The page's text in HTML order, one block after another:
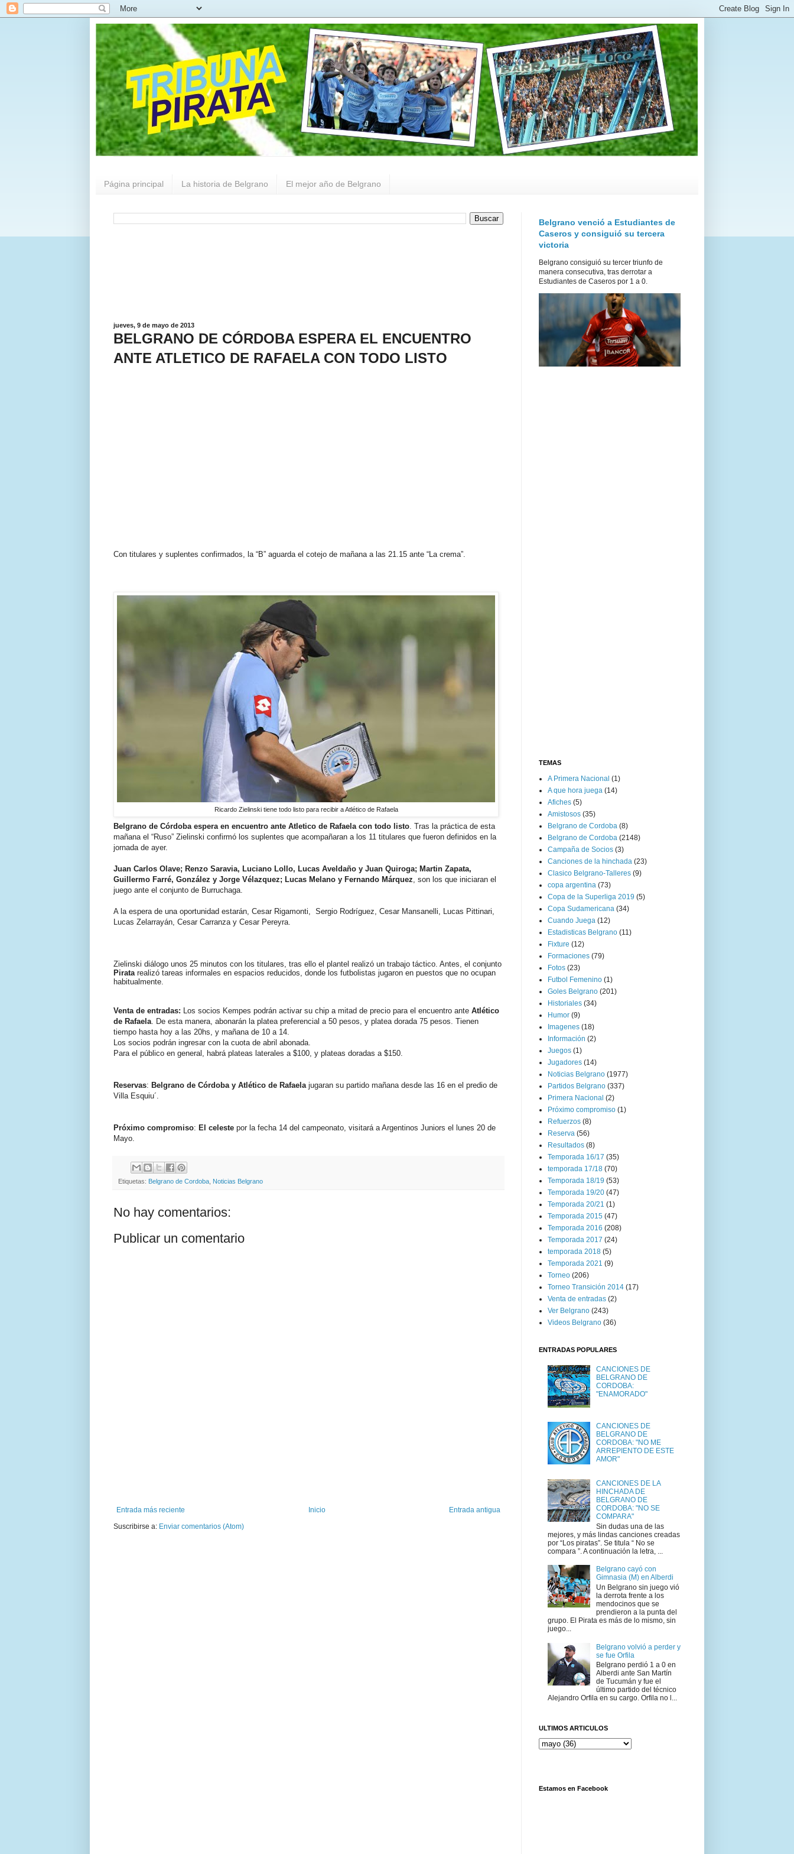
Página principal La historia de Belgrano El mejor año de Belgrano
jueves, 9 de mayo de 2013
BELGRANO DE CÓRDOBA ESPERA EL ENCUENTRO
ANTE ATLETICO DE RAFAELA CON TODO LISTO
Con titulares y suplentes confirmados, la “B” aguarda el cotejo de mañana a las 21.15 ante “La crema”.
Ricardo Zielinski tiene todo listo para recibir a Atlético de Rafaela
Belgrano de Córdoba espera en encuentro ante Atletico de Rafaela con todo listo . Tras la práctica de esta
mañana el “Ruso” Zielinski confirmó los suplentes que acompañaran a los 11 titulares que fueron definidos en la
jornada de ayer.
Juan Carlos Olave; Renzo Saravia, Luciano Lollo, Lucas Aveldaño y Juan Quiroga; Martin Zapata,
Guillermo Farré, González y Jorge Vélazquez; Lucas Melano y Fernando Márquez , son los que iniciaran el
juego ante el conjunto de Burruchaga.
A la espera de una oportunidad estarán, Cesar Rigamonti, Sergio Rodríguez, Cesar Mansanelli, Lucas Pittinari,
Lucas Zelarrayán, Cesar Carranza y Cesar Pereyra.
Zielinski diálogo unos 25 minutos con los titulares, tras ello el plantel realizó un trabajo táctico. Antes, el conjunto
Pirata realizó tareas informales en espacios reducidos, donde los futbolistas jugaron en puestos que no ocupan
habitualmente.
Venta de entradas: Los socios Kempes podrán activar su chip a mitad de precio para el encuentro ante Atlético
de Rafaela . De esta manera, abonarán la platea preferencial a 50 pesos, y platea dorada 75 pesos. Tienen
tiempo hasta hoy a las 20hs, y mañana de 10 a 14.
Los socios podrán ingresar con la cuota de abril abonada.
Para el público en general, habrá plateas laterales a $100, y plateas doradas a $150.
Reservas: Belgrano de Córdoba y Atlético de Rafaela jugaran su partido mañana desde las 16 en el predio de
Villa Esquiu´.
Próximo compromiso: El celeste por la fecha 14 del campeonato, visitará a Argentinos Juniors el lunes 20 de
Mayo.
Etiquetas: Belgrano de Cordoba Noticias Belgrano
No hay comentarios:
Publicar un comentario
Entrada más reciente Entrada antigua
Inicio
Suscribirse a: Enviar comentarios (Atom)
Belgrano venció a Estudiantes de
Caseros y consiguió su tercera
victoria
Belgrano consiguió su tercer triunfo de
manera consecutiva, tras derrotar a
Estudiantes de Caseros por 1 a 0.
TEMAS
A Primera Nacional (1)
A que hora juega (14)
Afiches (5)
Amistosos (35)
Belgrano de Cordoba (8)
Belgrano de Cordoba (2148)
Campaña de Socios (3)
Canciones de la hinchada (23)
Clasico Belgrano-Talleres (9)
copa argentina (73)
Copa de la Superliga 2019 (5)
Copa Sudamericana (34)
Cuando Juega (12)
Estadisticas Belgrano (11)
Fixture (12)
Formaciones (79)
Fotos (23)
Futbol Femenino (1)
Goles Belgrano (201)
Historiales (34)
Humor (9)
Imagenes (18)
Información (2)
Juegos (1)
Jugadores (14)
Noticias Belgrano (1977)
Partidos Belgrano (337)
Primera Nacional (2)
Próximo compromiso (1)
Refuerzos (8)
Reserva (56)
Resultados (8)
Temporada 16/17 (35)
temporada 17/18 (70)
Temporada 18/19 (53)
Temporada 19/20 (47)
Temporada 20/21 (1)
Temporada 2015 (47)
Temporada 2016 (208)
Temporada 2017 (24)
temporada 2018 (5)
Temporada 2021 (9)
Torneo (206)
Torneo Transición 2014 (17)
Venta de entradas (2)
Ver Belgrano (243)
Videos Belgrano (36)
ENTRADAS POPULARES
CANCIONES DE
BELGRANO DE
CORDOBA:
"ENAMORADO"
CANCIONES DE
BELGRANO DE
CORDOBA: "NO ME
ARREPIENTO DE ESTE
AMOR"
CANCIONES DE LA
HINCHADA DE
BELGRANO DE
CORDOBA: "NO SE
COMPARA"
Sin dudas una de las
mejores, y más lindas canciones creadas
por “Los piratas”. Se titula “ No se
compara ”. A continuación la letra, ...
Belgrano cayó con
Gimnasia (M) en Alberdi
Un Belgrano sin juego vió
la derrota frente a los
mendocinos que se
prendieron a la punta del
grupo. El Pirata es más de lo mismo, sin
juego...
Belgrano volvió a perder y
se fue Orfila
Belgrano perdió 1 a 0 en
Alberdi ante San Martín
de Tucumán y fue el
último partido del técnico
Alejandro Orfila en su cargo. Orfila no l...
ULTIMOS ARTICULOS
Estamos en Facebook